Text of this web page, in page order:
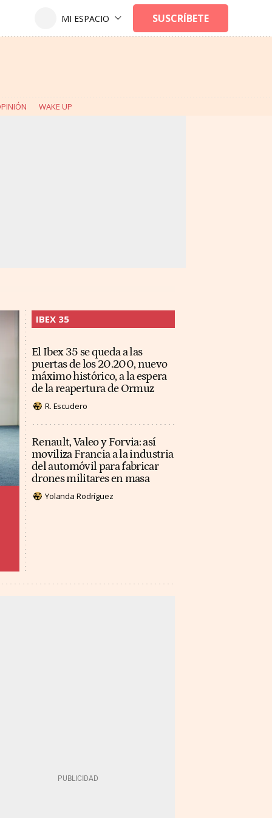
WAKE UP
IBEX 35
El Ibex 35 se queda a las
puertas de los 20.200, nuevo
máximo histórico, a la espera
de la reapertura de Ormuz
R. Escudero
Renault, Valeo y Forvia: así
moviliza Francia a la industria
del automóvil para fabricar
drones militares en masa
Yolanda Rodríguez